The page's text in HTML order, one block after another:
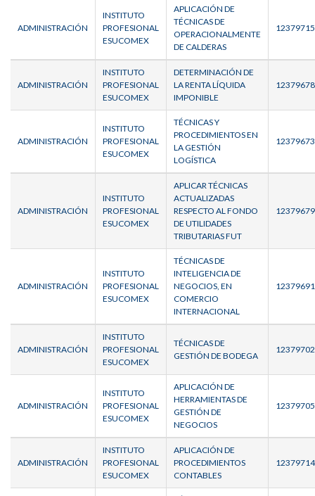
ADMINISTRACIÓN
INSTITUTO
PROFESIONAL
ESUCOMEX
APLICACIÓN DE
TÉCNICAS DE
OPERACIONALMENTE
DE CALDERAS
ADMINISTRACIÓN
INSTITUTO
PROFESIONAL
ESUCOMEX
DETERMINACIÓN DE
LA RENTA LÍQUIDA
IMPONIBLE
ADMINISTRACIÓN
INSTITUTO
PROFESIONAL
ESUCOMEX
TÉCNICAS Y
PROCEDIMIENTOS EN
LA GESTIÓN
LOGÍSTICA
ADMINISTRACIÓN
INSTITUTO
PROFESIONAL
ESUCOMEX
APLICAR TÉCNICAS
ACTUALIZADAS
RESPECTO AL FONDO
DE UTILIDADES
TRIBUTARIAS FUT
ADMINISTRACIÓN
INSTITUTO
PROFESIONAL
ESUCOMEX
TÉCNICAS DE
INTELIGENCIA DE
NEGOCIOS, EN
COMERCIO
INTERNACIONAL
ADMINISTRACIÓN
INSTITUTO
PROFESIONAL
ESUCOMEX
TÉCNICAS DE
GESTIÓN DE BODEGA
ADMINISTRACIÓN
INSTITUTO
PROFESIONAL
ESUCOMEX
APLICACIÓN DE
HERRAMIENTAS DE
GESTIÓN DE
NEGOCIOS
ADMINISTRACIÓN
INSTITUTO
PROFESIONAL
ESUCOMEX
APLICACIÓN DE
PROCEDIMIENTOS
CONTABLES